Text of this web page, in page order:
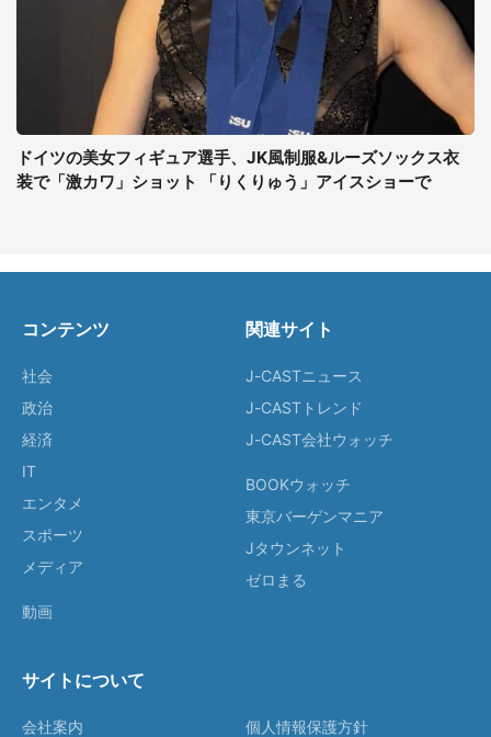
ドイツの美女フィギュア選手、JK風制服&ルーズソックス衣
装で「激カワ」ショット 「りくりゅう」アイスショーで
コンテンツ
社会
政治
経済
IT
エンタメ
スポーツ
メディア
動画
関連サイト
J-CASTニュース
J-CASTトレンド
J-CAST会社ウォッチ
BOOKウォッチ
東京バーゲンマニア
Jタウンネット
ゼロまる
サイトについて
会社案内
個人情報保護方針